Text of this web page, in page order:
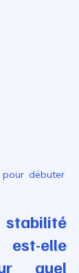
débuter
elle
quel